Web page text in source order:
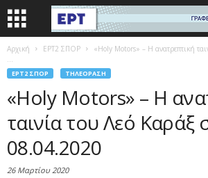
Αρχική EΡΤ2 ΣΠΟΡ
«Holy Motors» – Η ανατρεπτική
...
EΡΤ2 ΣΠΟΡ ΤΗΛΕΌΡΑΣΗ
«Holy Motors» – Η
ταινία του Λεό Καράξ
08.04.2020
26 Μαρτίου 2020